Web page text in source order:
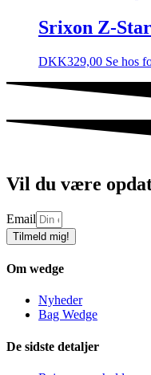
Srixon Z-
DKK329,00 Se hos
Vil du være
Email
Tilmeld mig!
Om wedge
Nyheder
Bag Wedge
De sidste detaljer